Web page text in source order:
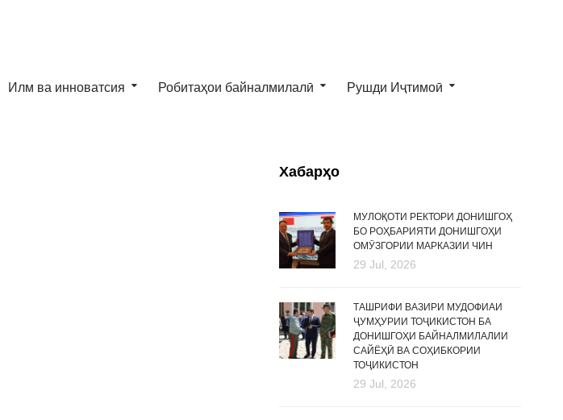
Илм ва инноватсия Робитаҳои байналмилалӣ Рушди Иҷтимоӣ
Хабарҳо
МУЛОҚОТИ РЕКТОРИ ДОНИШГОҲ
БО РОҲБАРИЯТИ ДОНИШГОҲИ
ОМӮЗГОРИИ МАРКАЗИИ ЧИН
29 Jul, 2026
ТАШРИФИ ВАЗИРИ МУДОФИАИ
ҶУМҲУРИИ ТОҶИКИСТОН БА
ДОНИШГОҲИ БАЙНАЛМИЛАЛИИ
САЙЁҲӢ ВА СОҲИБКОРИИ
ТОҶИКИСТОН
29 Jul, 2026